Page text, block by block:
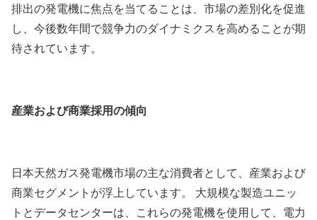
排出の発電機に焦点を当てることは、市場の差別化を促進
し、今後数年間で競争力のダイナミクスを高めることが期
待されています。
産業および商業採用の傾向
日本天然ガス発電機市場の主な消費者として、産業および
商業セグメントが浮上しています。 大規模な製造ユニッ
トとデータセンターは、これらの発電機を使用して、電力